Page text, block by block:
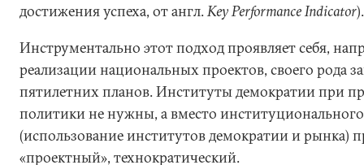
достижения успеха, от англ.Key Performance Indicator).
Инструментально этот подход проявляет себя,
реализации национальных проектов, своего рода
пятилетних планов. Институты демократии при
политики не нужны, а вместо
(использование институтов демократии и рынка)
«проектный», технократический.